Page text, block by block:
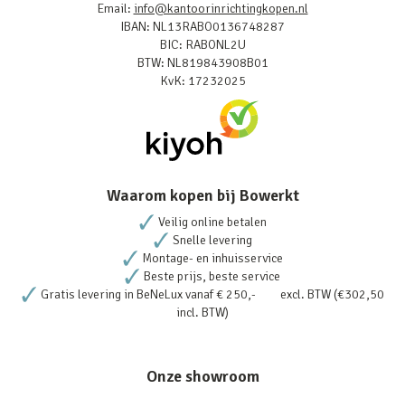
Email: info@kantoorinrichtingkopen.nl
IBAN: NL13RABO0136748287
BIC: RABONL2U
BTW: NL819843908B01
KvK: 17232025
Waarom kopen bij Bowerkt
Veilig online betalen
Snelle levering
Montage- en inhuisservice
Beste prijs, beste service
Gratis levering in BeNeLux vanaf € 250,- excl. BTW (€302,50
incl. BTW)
Onze showroom